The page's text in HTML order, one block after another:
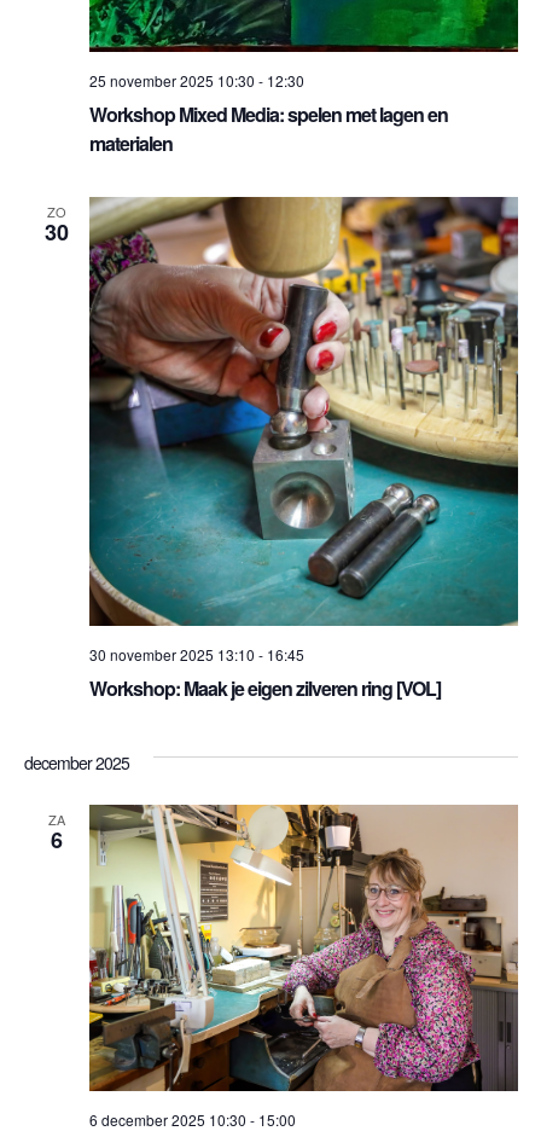
Workshop Mixed Media: spelen met lagen en
materialen
25 november 2025 10:30 - 12:30
ZO
30
Workshop: Maak je eigen zilveren ring [VOL]
30 november 2025 13:10 - 16:45
december 2025
ZA
6
6 december 2025 10:30 - 15:00